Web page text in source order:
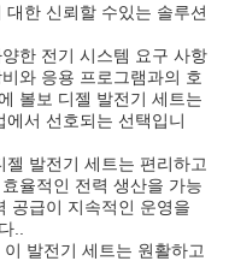
한 신뢰할 수있는 솔루션
한 전기 시스템 요구 사항
와 응용 프로그램과의 호
볼보 디젤 발전기 세트는
서 선호되는 선택입니
발전기 세트는 편리하고
율적인 전력 생산을 가능
공급이 지속적인 운영을
..
발전기 세트는 원활하고